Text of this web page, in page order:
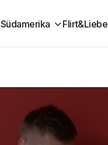
Südamerika Flirt&Liebe